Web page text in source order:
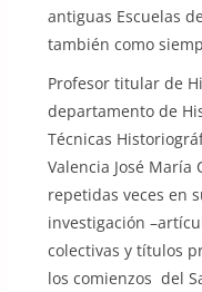
antiguas Escuelas
también como
Profesor titular de
departamento de
Técnicas
Valencia José María
repetidas veces en
investigación
colectivas y títulos
los comienzos del